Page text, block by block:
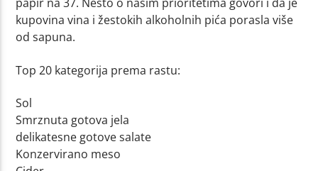
kupovina vina i žestokih alkoholnih pića porasla više
od sapuna.
Top 20 kategorija prema rastu:
Sol
Smrznuta gotova jela
delikatesne gotove salate
Konzervirano meso